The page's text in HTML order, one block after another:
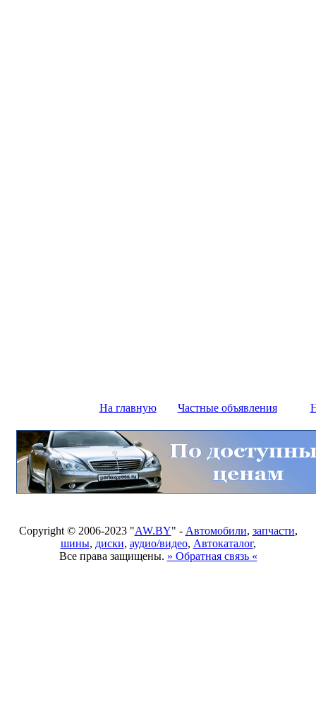
На главную Частные объявления
Copyright © 2006-2023 "AW.BY" - Автомобили, запчасти,
шины, диски, аудио/видео, Автокаталог,
Все права защищены. » Обратная связь «